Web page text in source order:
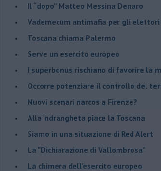
Il “dopo” Matteo Messina Denaro
Vademecum antimafia per gli elettori
Toscana chiama Palermo
Serve un esercito europeo
I superbonus rischiano di favorire la
Occorre potenziare il controllo del
​Nuovi scenari narcos a Firenze?
Alla 'ndrangheta piace la Toscana
Siamo in una situazione di Red Alert
La "Dichiarazione di Vallombrosa"
La chimera dell'esercito europeo